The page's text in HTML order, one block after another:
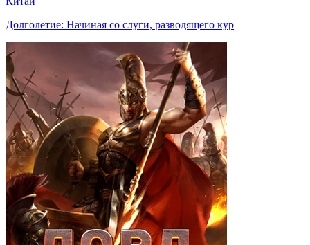
Долголетие: Начиная со слуги, разводящего кур